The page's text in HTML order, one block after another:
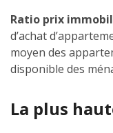
Ratio prix
d’achat
moyen des
disponible des
La plus